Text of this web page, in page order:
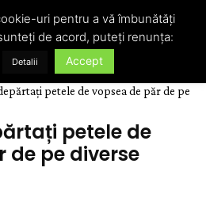
petele de vopsea de păr de pe
petele de
de pe diverse
uri pentru a vă îmbunătăți
de acord, puteți renunța:
Detalii Accept